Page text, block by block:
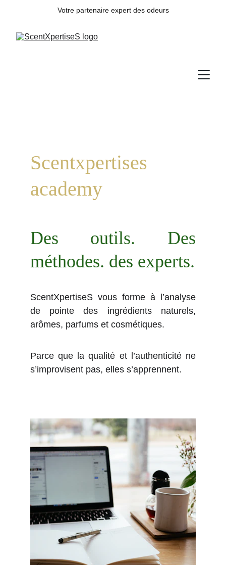
Votre partenaire expert des odeurs
Scentxpertises
academy
Des outils. Des
méthodes. des experts.
ScentXpertiseS vous forme à l’analyse
de pointe des ingrédients naturels,
arômes, parfums et cosmétiques.
Parce que la qualité et l’authenticité ne
s’improvisent pas, elles s’apprennent.